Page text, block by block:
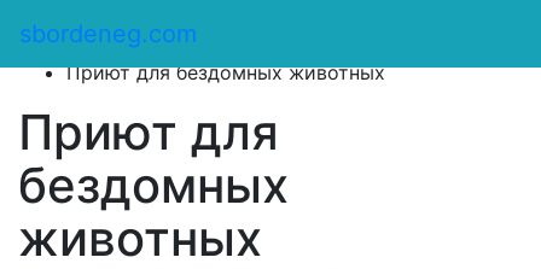
sbordeneg.com
Оказать помощь
Приют для бездомных животных
Приют для
бездомных
животных